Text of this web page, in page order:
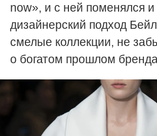
now», и с ней поменялся и
дизайнерский подход
смелые коллекции, не
о богатом прошлом